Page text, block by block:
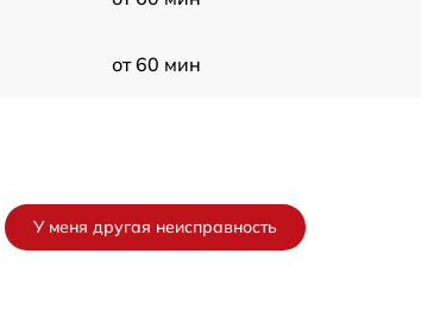
от 60 мин
У меня другая неисправность